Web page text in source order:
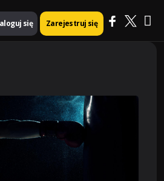
się Zarejestruj się
UFC 285